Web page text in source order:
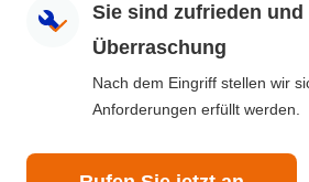
Sie sind zufrieden und
Überraschung
Nach dem Eingriff stellen wir
Anforderungen erfüllt werden.